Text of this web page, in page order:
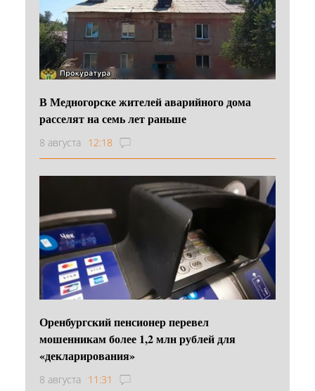
В Медногорске жителей аварийного дома
расселят на семь лет раньше
8 августа 12:18
Оренбургский пенсионер перевел
мошенникам более 1,2 млн рублей для
«декларирования»
8 августа 11:31